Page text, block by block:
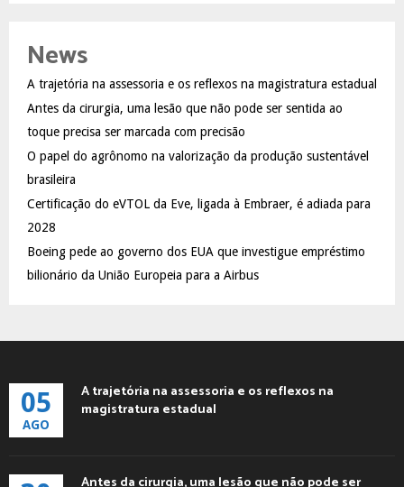
h
o
r
:
A
C
News
A trajetória na assessoria e os reflexos na magistratura estadual
Antes da cirurgia, uma lesão que não pode ser sentida ao
toque precisa ser marcada com precisão
O papel do agrônomo na valorização da produção sustentável
brasileira
Certificação do eVTOL da Eve, ligada à Embraer, é adiada para
2028
Boeing pede ao governo dos EUA que investigue empréstimo
bilionário da União Europeia para a Airbus
05
AGO
A trajetória na assessoria e os reflexos na
magistratura estadual